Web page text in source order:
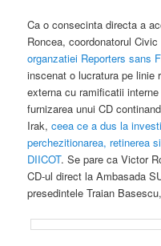
Ca o consecinta directa a
Roncea, coordonatorul
organzatiei Reporters sans
inscenat o lucratura pe linie
externa cu ramificatii
furnizarea unui CD
Irak,ceea ce a dus la
perchezitionarea, retinerea
DIICOT. Se pare ca Victor
CD-ul direct la Ambasada
presedintele Traian